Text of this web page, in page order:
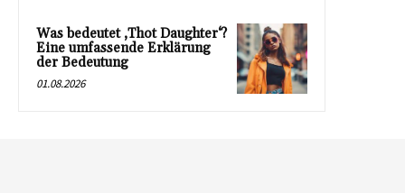
Was bedeutet ‚Thot Daughter‘?
Eine umfassende Erklärung
der Bedeutung
01.08.2026